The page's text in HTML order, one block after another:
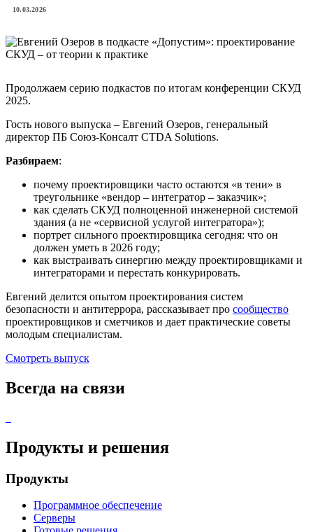
10.03.2026
Продолжаем серию подкастов по итогам конференции СКУД
2025.
Гость нового выпуска – Евгений Озеров, генеральный
директор ПБ Союз-Консалт CTDA Solutions.
Разбираем:
почему проектировщики часто остаются «в тени» в
треугольнике «вендор – интегратор – заказчик»;
как сделать СКУД полноценной инженерной системой
здания (а не «сервисной услугой интегратора»);
портрет сильного проектировщика сегодня: что он
должен уметь в 2026 году;
как выстраивать синергию между проектировщиками и
интеграторами и перестать конкурировать.
Евгений делится опытом проектирования систем
безопасности и антитеррора, рассказывает про сообщество
проектировщиков и сметчиков и дает практические советы
молодым специалистам.
Смотреть выпуск
Всегда на связи
Продукты и решения
Продукты
Программное обеспечение
Серверы